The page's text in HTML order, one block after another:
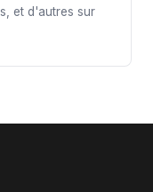
et d'autres sur